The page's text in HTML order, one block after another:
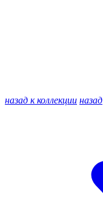
назад к коллекции назад